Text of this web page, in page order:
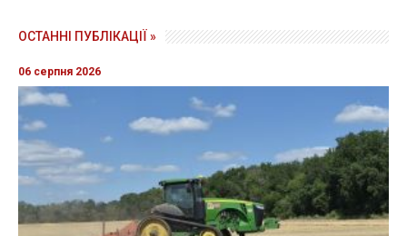
ОСТАННІ ПУБЛІКАЦІЇ »
06 серпня 2026